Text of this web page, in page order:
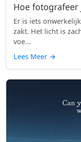
Hoe fotografeer
Er is iets
zakt. Het licht is
voe...
Lees Meer →